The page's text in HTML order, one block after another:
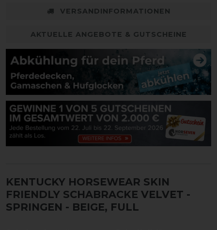
VERSANDINFORMATIONEN
AKTUELLE ANGEBOTE & GUTSCHEINE
KENTUCKY HORSEWEAR SKIN
FRIENDLY SCHABRACKE VELVET -
SPRINGEN - BEIGE, FULL